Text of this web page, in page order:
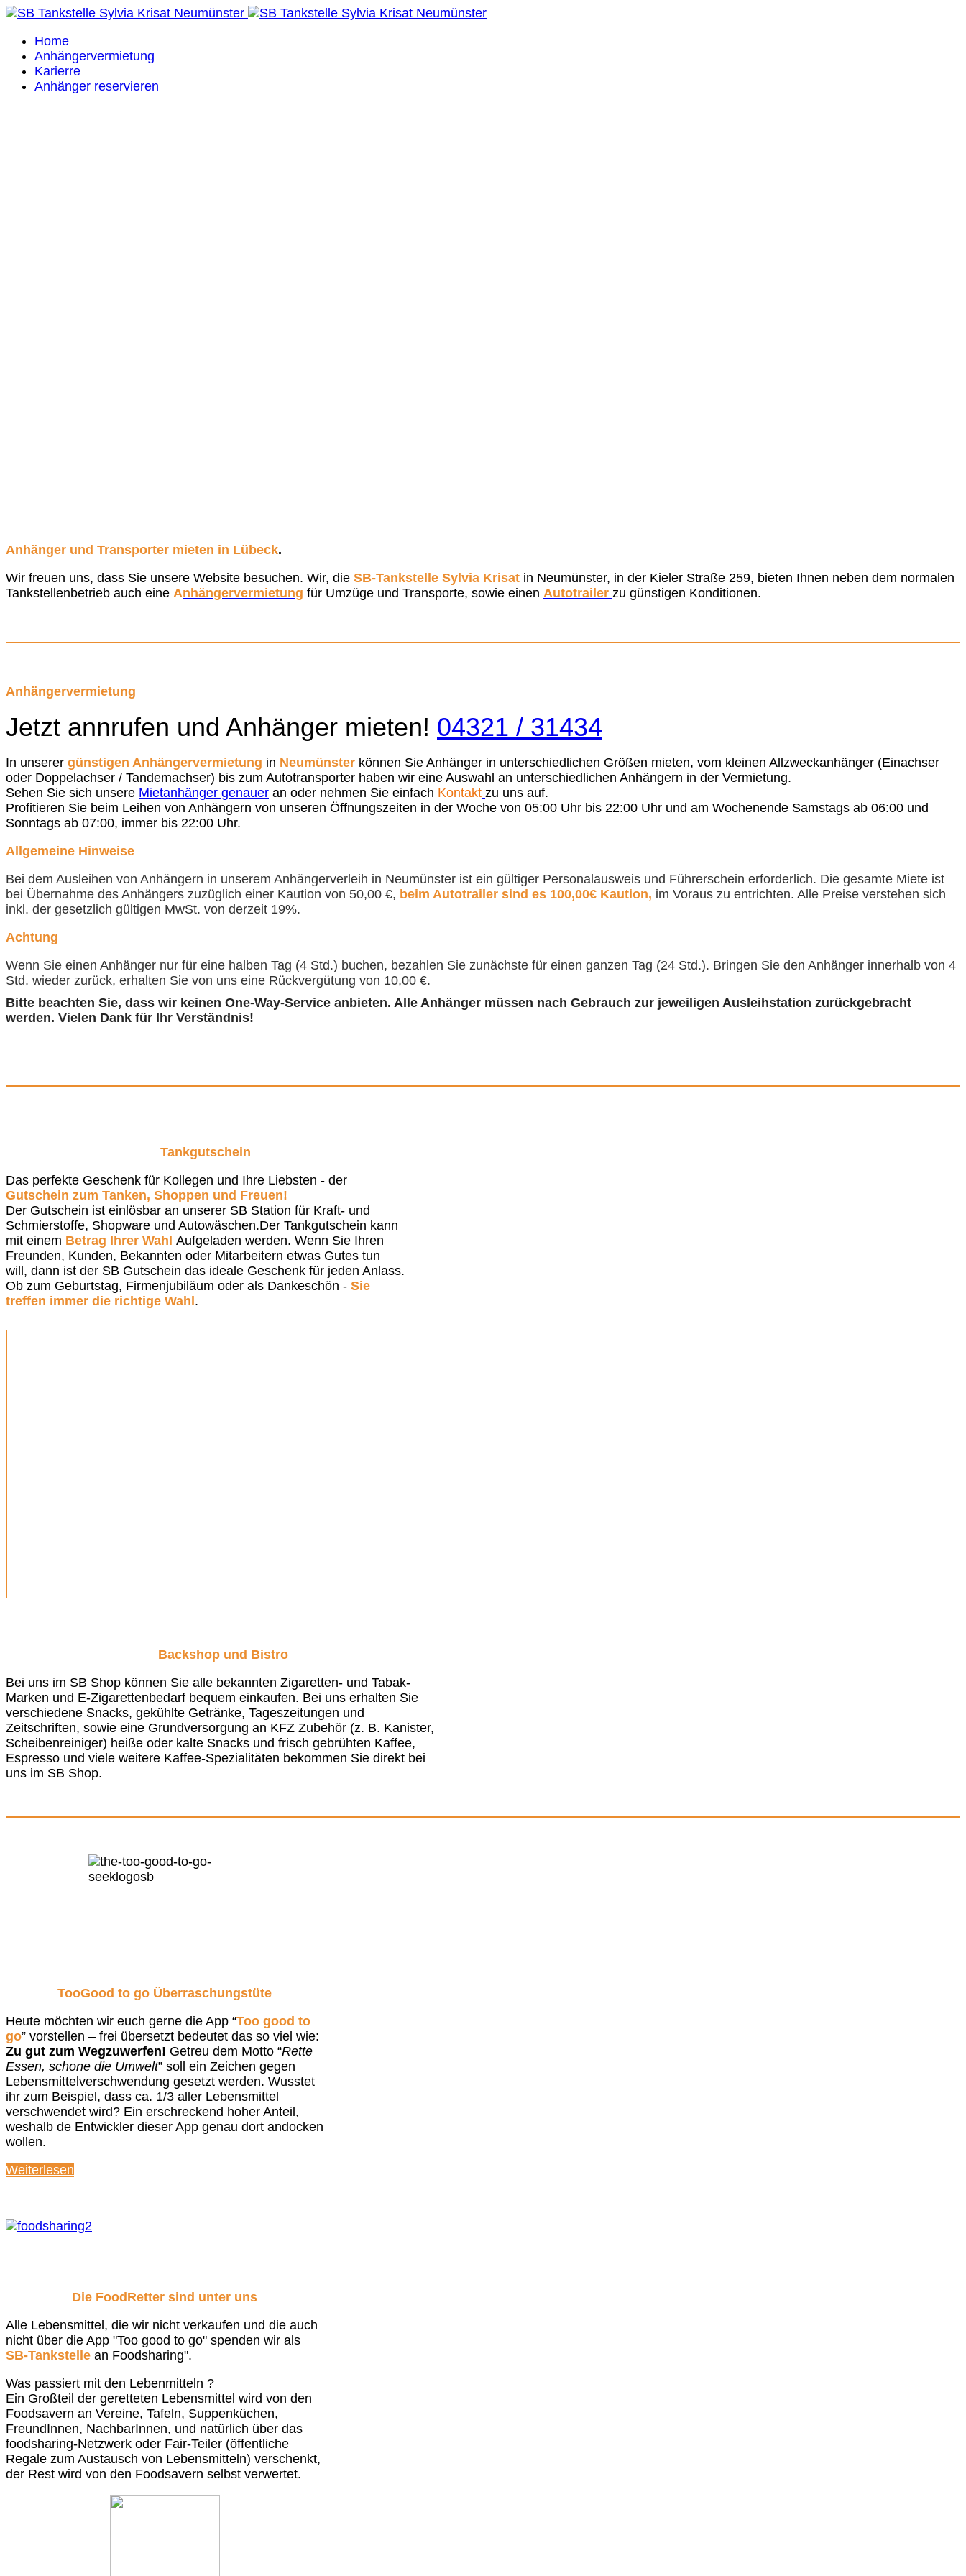
Home
Anhängervermietung
Karierre
Anhänger reservieren
Anhänger und Transporter mieten in Lübeck.
Wir freuen uns, dass Sie unsere Website besuchen. Wir, die SB-Tankstelle Sylvia Krisat in Neumünster, in der Kieler Straße 259, bieten Ihnen neben dem normalen
Tankstellenbetrieb auch eine Anhängervermietung für Umzüge und Transporte, sowie einen Autotrailer zu günstigen Konditionen.
Anhängervermietung
Jetzt annrufen und Anhänger mieten! 04321 / 31434
In unserer günstigen Anhängervermietung in Neumünster können Sie Anhänger in unterschiedlichen Größen mieten, vom kleinen Allzweckanhänger (Einachser
oder Doppelachser / Tandemachser) bis zum Autotransporter haben wir eine Auswahl an unterschiedlichen Anhängern in der Vermietung.
Sehen Sie sich unsere Mietanhänger genauer an oder nehmen Sie einfach Kontakt zu uns auf.
Profitieren Sie beim Leihen von Anhängern von unseren Öffnungszeiten in der Woche von 05:00 Uhr bis 22:00 Uhr und am Wochenende Samstags ab 06:00 und
Sonntags ab 07:00, immer bis 22:00 Uhr.
Allgemeine Hinweise
Bei dem Ausleihen von Anhängern in unserem Anhängerverleih in Neumünster ist ein gültiger Personalausweis und Führerschein erforderlich. Die gesamte Miete ist
bei Übernahme des Anhängers zuzüglich einer Kaution von 50,00 €, beim Autotrailer sind es 100,00€ Kaution, im Voraus zu entrichten. Alle Preise verstehen sich
inkl. der gesetzlich gültigen MwSt. von derzeit 19%.
Achtung
Wenn Sie einen Anhänger nur für eine halben Tag (4 Std.) buchen, bezahlen Sie zunächste für einen ganzen Tag (24 Std.). Bringen Sie den Anhänger innerhalb von 4
Std. wieder zurück, erhalten Sie von uns eine Rückvergütung von 10,00 €.
Bitte beachten Sie, dass wir keinen One-Way-Service anbieten. Alle Anhänger müssen nach Gebrauch zur jeweiligen Ausleihstation zurückgebracht
werden. Vielen Dank für Ihr Verständnis!
Tankgutschein
Das perfekte Geschenk für Kollegen und Ihre Liebsten - der
Gutschein zum Tanken, Shoppen und Freuen!
Der Gutschein ist einlösbar an unserer SB Station für Kraft- und
Schmierstoffe, Shopware und Autowäschen.Der Tankgutschein kann
mit einem Betrag Ihrer Wahl Aufgeladen werden. Wenn Sie Ihren
Freunden, Kunden, Bekannten oder Mitarbeitern etwas Gutes tun
will, dann ist der SB Gutschein das ideale Geschenk für jeden Anlass.
Ob zum Geburtstag, Firmenjubiläum oder als Dankeschön - Sie
treffen immer die richtige Wahl .
Backshop und Bistro
Bei uns im SB Shop können Sie alle bekannten Zigaretten- und Tabak-
Marken und E-Zigarettenbedarf bequem einkaufen. Bei uns erhalten Sie
verschiedene Snacks, gekühlte Getränke, Tageszeitungen und
Zeitschriften, sowie eine Grundversorgung an KFZ Zubehör (z. B. Kanister,
Scheibenreiniger) heiße oder kalte Snacks und frisch gebrühten Kaffee,
Espresso und viele weitere Kaffee-Spezialitäten bekommen Sie direkt bei
uns im SB Shop.
TooGood to go Überraschungstüte
Heute möchten wir euch gerne die App “Too good to
go” vorstellen – frei übersetzt bedeutet das so viel wie:
Zu gut zum Wegzuwerfen! Getreu dem Motto “Rette
Essen, schone die Umwelt” soll ein Zeichen gegen
Lebensmittelverschwendung gesetzt werden. Wusstet
ihr zum Beispiel, dass ca. 1/3 aller Lebensmittel
verschwendet wird? Ein erschreckend hoher Anteil,
weshalb de Entwickler dieser App genau dort andocken
wollen.
Weiterlesen
Die FoodRetter sind unter uns
Alle Lebensmittel, die wir nicht verkaufen und die auch
nicht über die App "Too good to go" spenden wir als
SB-Tankstelle an Foodsharing".
Was passiert mit den Lebenmitteln ?
Ein Großteil der geretteten Lebensmittel wird von den
Foodsavern an Vereine, Tafeln, Suppenküchen,
FreundInnen, NachbarInnen, und natürlich über das
foodsharing-Netzwerk oder Fair-Teiler (öffentliche
Regale zum Austausch von Lebensmitteln) verschenkt,
der Rest wird von den Foodsavern selbst verwertet.